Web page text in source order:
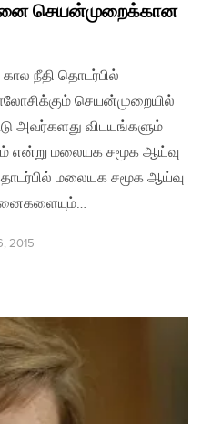
செயன்முறைக்கான
நீதி தொடர்பில்
செயன்முறையில்
அவர்களது விடயங்களும்
மலையக சமூக ஆய்வு
மலையக சமூக ஆய்வு
2015